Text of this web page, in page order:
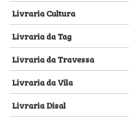
Livraria Cultura
Livraria da Tag
Livraria da Travessa
Livraria da Vila
Livraria Disal